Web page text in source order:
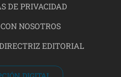
DE PRIVACIDAD
NOSOTROS
EDITORIAL